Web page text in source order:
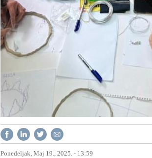
Ponedeljak, Maj 19., 2025. - 13:59